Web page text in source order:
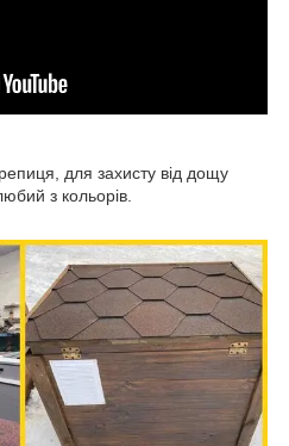
для захисту від дощу
з кольорів.